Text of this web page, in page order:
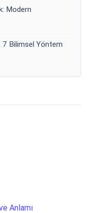
Modern
7 Bilimsel Yöntem
Anlamı